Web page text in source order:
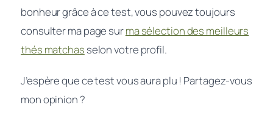
bonheur grâce à ce test, vous pouvez toujours
consulter ma page surma sélection des meilleurs
thés matchas selon votre profil.
J’espère que ce test vous aura plu ! Partagez-vous
mon opinion ?